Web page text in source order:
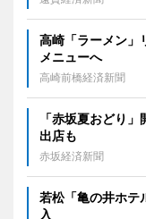
高崎「ラーメン
メニューへ
高崎前橋経済新聞
「赤坂夏おどり
出店も
赤坂経済新聞
若松「亀の井ホテ
入